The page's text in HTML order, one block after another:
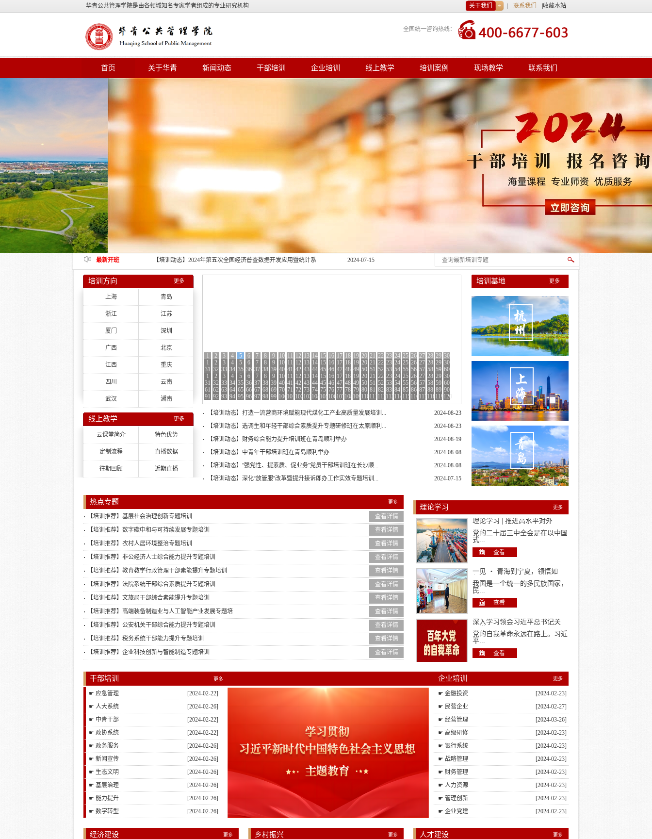
关于我们 联系我们 收藏本站
华青公共管理学院是由各领域知名专家学者组成的专业研究机构
全国统一咨询热线：
首页 关于华青 新闻动态 干部培训 企业培训 线上教学 培训案例 现场教学 联系我们
最新开班
【培训动态】打造一流营商环境赋能现代煤化工产业高质量发展
【培训动态】选调生和年轻干部综合素质提升专题研修班在太原
顺利结业
2024-08-23
【培训动态】财务综合能力提升培训班在青岛顺利举办
2024-08-19
【培训动态】中青年干部培训班在青岛顺利举办
【培训动态】“强党性、提素质、促业务”党员干部培训班在长沙
顺利结业
【培训动态】深化“放管服”改革暨提升接诉即办工作实效专题培
训班在成都顺利举办
【培训动态】2024年第五次全国经济普查数据开发应用暨统计系
统干部履职能力提升培训班在重庆市顺利结业
2024-07-15
【培训动态】深入学习“千万工程”经验专题培训班在杭州顺利结
业
2024-07-11
【培训动态】优秀驻村干部抓党建促乡村振兴能力提升培训班在
杭州顺利结业
2024-07-11
【培训动态】政协委员履职能力提升专题培训班在福建顺利举办
更多
培训方向
上海 青岛
浙江 江苏
厦门 深圳
广西 北京
江西 重庆
四川 云南
武汉 湖南
更多
线上教学
云课堂简介 特色优势
定制流程 直播数据
往期回顾 近期直播
1 2 3 4 5 6 7 8 9 10 11 12 13 14 15 16 17 18 19 20 21 22 23 24 25 26 27 28 29 30
1
2 3 4 5 6 7 8 9 10 11 12 13 14 15 16 17 18 19 20 21 22 23 24 25 26 27 28 29 30
31 32 33 34 35 36 37 38 39 40 41 42 43 44 45 46 47 48 49 50 51 52 53 54 55 56 57 58 59 60
1
2 3 4 5 6 7 8 9 10 11 12 13 14 15 16 17 18 19 20 21 22 23 24 25 26 27 28 29 30
31 32 33 34 35 36 37 38 39 40 41 42 43 44 45 46 47 48 49 50 51 52 53 54 55 56 57 58 59 60
61 62 63 64 65 66 67 68 69 70 71 72 73 74 75 76 77 78 79 80 81 82 83 84 85 86 87 88 89 90
91 92 93 94 95 96 97 98 99 100 101 102 103 104 105 106 107 108 109 110 111 112 113 114 115 116 117 118 119 120
1 2 3 4 5 6 7 8 9 10 11 12 13 14 15 16 17 18 19 20 21 22 23 24 25 26 27 28 29 30
31 32 33 34 35 36 37 38 39 40 41 42 43 44 45 46 47 48 49 50 51 52 53 54 55 56 57 58 59 60
1
2 3 4 5 6 7 8 9 10 11 12 13 14 15 16 17 18 19 20 21 22 23 24 25 26 27 28 29 30
31 32 33 34 35 36 37 38 39 40 41 42 43 44 45 46 47 48 49 50 51 52 53 54 55 56 57 58 59 60
61 62 63 64 65 66 67 68 69 70 71 72 73 74 75 76 77 78 79 80 81 82 83 84 85 86 87 88 89 90
91 92 93 94 95 96 97 98 99 100 101 102 103 104 105 106 107 108 109 110 111 112 113 114 115 116 117 118 119 120
1 2 3 4 5 6 7 8 9 10 11 12 13 14 15 16 17 18 19 20 21 22 23 24 25 26 27 28 29 30
31 32 33 34 35 36 37 38 39 40 41 42 43 44 45 46 47 48 49 50 51 52 53 54 55 56 57 58 59 60
61 62 63 64 65 66 67 68 69 70 71 72 73 74 75 76 77 78 79 80 81 82 83 84 85 86 87 88 89 90
91 92 93 94 95 96 97 98 99 100 101 102 103 104 105 106 107 108 109 110 111 112 113 114 115 116 117 118 119 120
2024-08-23
【培训动态】打造一流营商环境赋能现代煤化工产业高质量发展培训...
2024-08-23
【培训动态】选调生和年轻干部综合素质提升专题研修班在太原顺利...
2024-08-19
【培训动态】财务综合能力提升培训班在青岛顺利举办
2024-08-08
【培训动态】中青年干部培训班在青岛顺利举办
2024-08-08
【培训动态】“强党性、提素质、促业务”党员干部培训班在长沙顺...
2024-07-15
【培训动态】深化“放管服”改革暨提升接诉即办工作实效专题培训...
更多
培训基地
更多
热点专题
【培训推荐】基层社会治理创新专题培训
查看详情
【培训推荐】数字碳中和与可持续发展专题培训
查看详情
【培训推荐】农村人居环境整治专题培训
查看详情
【培训推荐】非公经济人士综合能力提升专题培训
查看详情
【培训推荐】教育教学行政管理干部素能提升专题培训
查看详情
【培训推荐】法院系统干部综合素质提升专题培训
查看详情
【培训推荐】文旅局干部综合素能提升专题培训
查看详情
【培训推荐】高端装备制造业与人工智能产业发展专题培
训
查看详情
【培训推荐】公安机关干部综合能力提升专题培训
查看详情
【培训推荐】税务系统干部能力提升专题培训
查看详情
【培训推荐】企业科技创新与智能制造专题培训
查看详情
更多
理论学习
理论学习 | 推进高水平对外
开...
党的二十届三中全会是在以中国
式...
查看
一见 ・ 青海到宁夏，领悟如
何...
我国是一个统一的多民族国家，
民...
查看
深入学习领会习近平总书记关
于党...
党的自我革命永远在路上。习近
平...
查看
更多
干部培训 企业培训
更多
[2024-02-22]
☛ 应急管理
[2024-02-26]
☛ 人大系统
[2024-02-22]
☛ 中青干部
[2024-02-22]
☛ 政协系统
[2024-02-26]
☛ 政务服务
[2024-02-26]
☛ 新闻宣传
[2024-02-26]
☛ 生态文明
[2024-02-26]
☛ 基层治理
[2024-02-26]
☛ 能力提升
[2024-02-26]
☛ 数字转型
[2024-02-23]
☛ 金融投资
[2024-02-27]
☛ 民营企业
[2024-03-26]
☛ 经营管理
[2024-02-23]
☛ 高级研修
[2024-02-23]
☛ 银行系统
[2024-02-23]
☛ 战略管理
[2024-02-23]
☛ 财务管理
[2024-02-23]
☛ 人力资源
[2024-02-23]
☛ 管理创新
[2024-02-23]
☛ 企业党建
更多
经济建设 更多
乡村振兴 更多
人才建设